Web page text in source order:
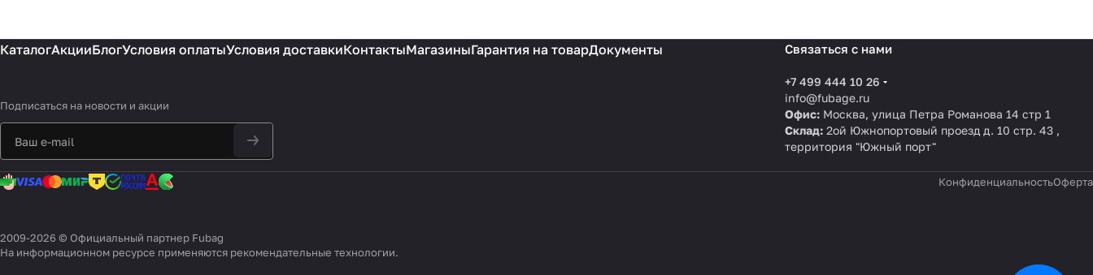
КаталогАкцииБлогУсловия оплатыУсловия доставкиКонтактыМагазиныГарантия на товарДокументы
Подписаться на новости и акции
Связаться с нами
+7 499 444 10 26
info@fubage.ru
Офис:Москва, улица Петра Романова 14 стр 1
Склад:2ой Южнопортовый проезд д. 10 стр. 43 ,
территория "Южный порт"
КонфиденциальностьОферта
2009-2026 © Официальный партнер Fubag
На информационном ресурсе применяются рекомендательные технологии.